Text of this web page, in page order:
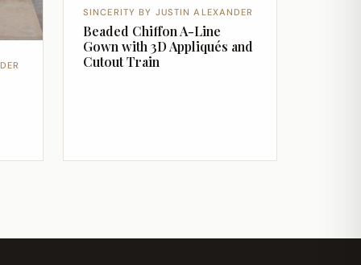
SINCERITY BY JUSTIN ALEXANDER
Beaded Chiffon A-Line
Gown with 3D Appliqués and
Cutout Train